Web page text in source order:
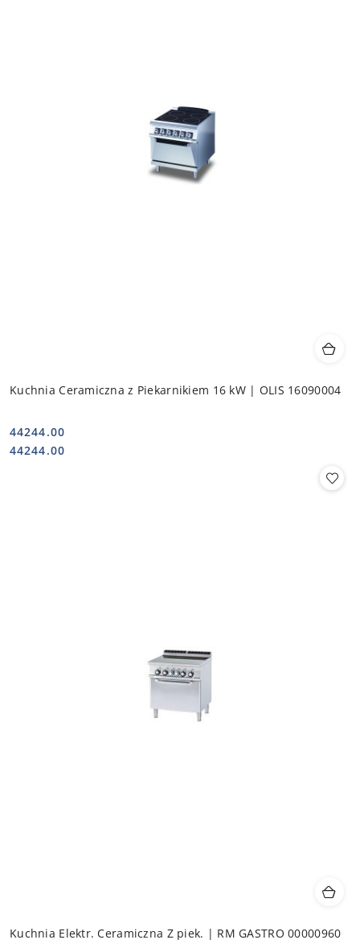
Kuchnia Ceramiczna z Piekarnikiem 16 kW | OLIS 16090004
Cena:
44244.00
Cena:
44244.00
Kuchnia Elektr. Ceramiczna Z piek. | RM GASTRO 00000960